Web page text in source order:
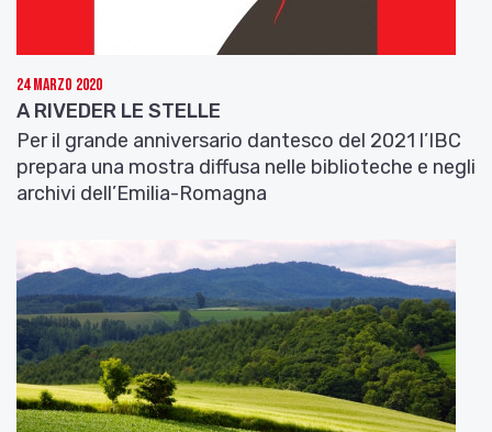
Maggio dei Libri” la campagna nazionale nata nel
2011 con l’obiettivo di sottolineare il valore sociale
civile.
C’è profumo di scoperte, buon maggio! Un saluto
da Valeria Cicala.
www.ibc.regione.emilia-
24 Marzo 2020
A RIVEDER LE STELLE
Per il grande anniversario dantesco del 2021 l’IBC
prepara una mostra diffusa nelle biblioteche e negli
archivi dell’Emilia-Romagna